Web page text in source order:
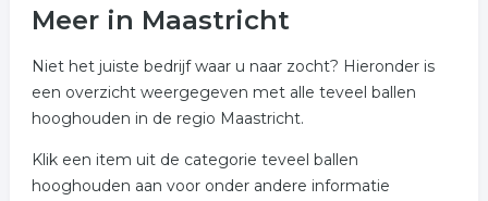
Meer in Maastricht
Niet het juiste bedrijf waar u naar zocht? Hieronder is
een overzicht weergegeven met alle teveel ballen
hooghouden in de regio Maastricht.
Klik een item uit de categorie teveel ballen
hooghouden aan voor onder andere informatie